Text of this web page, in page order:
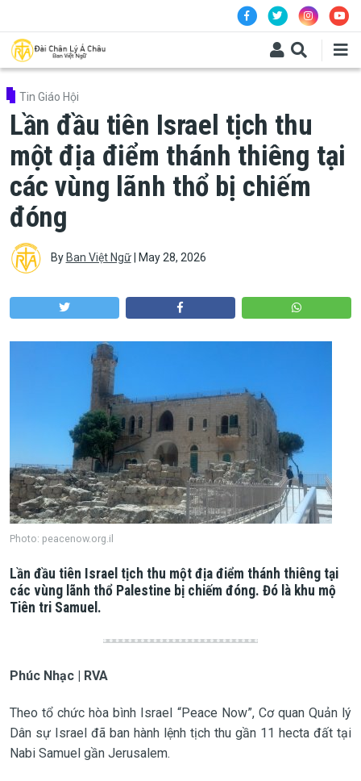
Tin Giáo Hội
Lần đầu tiên Israel tịch thu
một địa điểm thánh thiêng tại
các vùng lãnh thổ bị chiếm
đóng
By Ban Việt Ngữ| May 28, 2026
Photo: peacenow.org.il
Lần đầu tiên Israel tịch thu một địa điểm thánh thiêng tại
các vùng lãnh thổ Palestine bị chiếm đóng. Đó là khu mộ
Tiên tri Samuel.
Phúc Nhạc | RVA
Theo tổ chức hòa bình Israel “Peace Now”, Cơ quan Quản lý
Dân sự Israel đã ban hành lệnh tịch thu gần 11 hecta đất tại
Nabi Samuel gần Jerusalem.